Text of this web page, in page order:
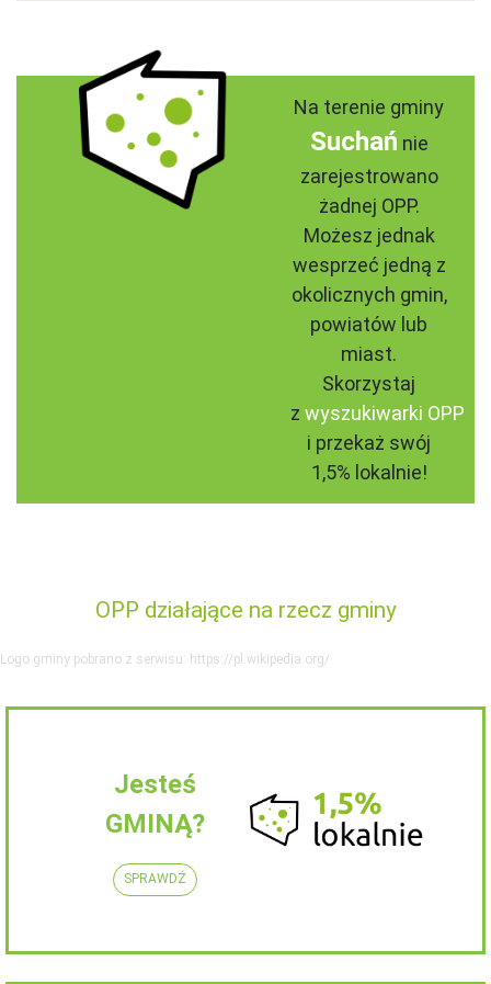
Na terenie gminy
Suchań nie
zarejestrowano
żadnej OPP.
Możesz jednak
wesprzeć jedną z
okolicznych gmin,
powiatów lub
miast.
Skorzystaj
z wyszukiwarki OPP
i przekaż swój
1,5% lokalnie!
OPP działające na rzecz gminy
Logo gminy pobrano z serwisu: https://pl.wikipedia.org/
Jesteś
GMINĄ?
SPRAWDŹ